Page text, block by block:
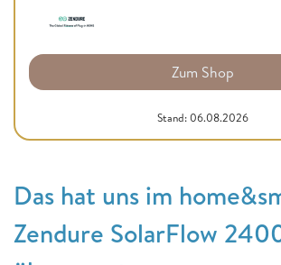
Zum Shop
Stand: 06.08.2026
Das hat uns im
Zendure SolarFlow